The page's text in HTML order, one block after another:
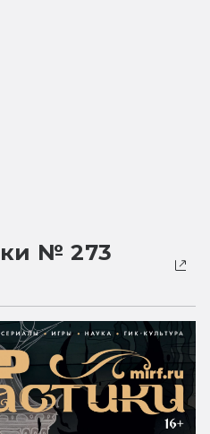
№ 273